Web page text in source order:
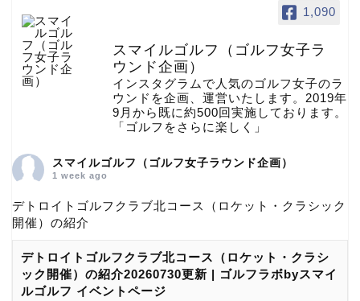
1,090
スマイルゴルフ（ゴルフ女子ラ
ウンド企画）
インスタグラムで人気のゴルフ女子のラ
ウンドを企画、運営いたします。2019年
9月から既に約500回実施しております。
「ゴルフをさらに楽しく」
スマイルゴルフ（ゴルフ女子ラウンド企画）
1 week ago
デトロイトゴルフクラブ北コース（ロケット・クラシック
開催）の紹介
デトロイトゴルフクラブ北コース（ロケット・クラシ
ック開催）の紹介20260730更新 | ゴルフラボbyスマイ
ルゴルフ イベントページ